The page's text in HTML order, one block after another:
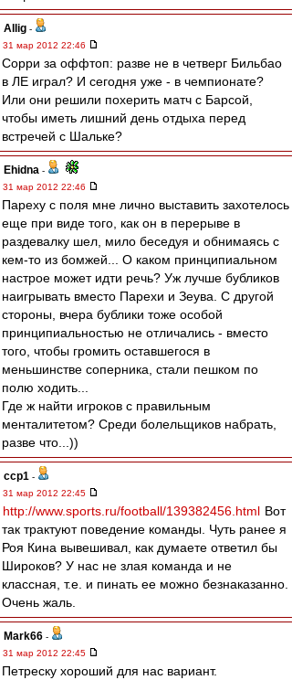
Allig -
31 мар 2012 22:46
Сорри за оффтоп: разве не в четверг Бильбао
в ЛЕ играл? И сегодня уже - в чемпионате?
Или они решили похерить матч с Барсой,
чтобы иметь лишний день отдыха перед
встречей с Шальке?
Ehidna -
31 мар 2012 22:46
Пареху с поля мне лично выставить захотелось
еще при виде того, как он в перерыве в
раздевалку шел, мило беседуя и обнимаясь с
кем-то из бомжей... О каком принципиальном
настрое может идти речь? Уж лучше бубликов
наигрывать вместо Парехи и Зеува. С другой
стороны, вчера бублики тоже особой
принципиальностью не отличались - вместо
того, чтобы громить оставшегося в
меньшинстве соперника, стали пешком по
полю ходить...
Где ж найти игроков с правильным
менталитетом? Среди болельщиков набрать,
разве что...))
ccp1 -
31 мар 2012 22:45
http://www.sports.ru/football/139382456.html Вот
так трактуют поведение команды. Чуть ранее я
Роя Кина вывешивал, как думаете ответил бы
Широков? У нас не злая команда и не
классная, т.е. и пинать ее можно безнаказанно.
Очень жаль.
Mark66 -
31 мар 2012 22:45
Петреску хороший для нас вариант.